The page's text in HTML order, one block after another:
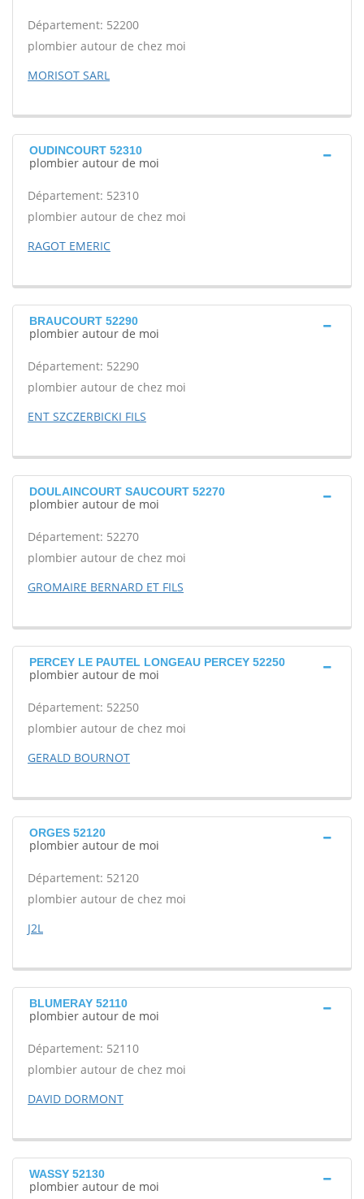
Département: 52200
plombier autour de chez moi
MORISOT SARL
OUDINCOURT 52310
plombier autour de moi
Département: 52310
plombier autour de chez moi
RAGOT EMERIC
BRAUCOURT 52290
plombier autour de moi
Département: 52290
plombier autour de chez moi
ENT SZCZERBICKI FILS
DOULAINCOURT SAUCOURT 52270
plombier autour de moi
Département: 52270
plombier autour de chez moi
GROMAIRE BERNARD ET FILS
PERCEY LE PAUTEL LONGEAU PERCEY 52250
plombier autour de moi
Département: 52250
plombier autour de chez moi
GERALD BOURNOT
ORGES 52120
plombier autour de moi
Département: 52120
plombier autour de chez moi
J2L
BLUMERAY 52110
plombier autour de moi
Département: 52110
plombier autour de chez moi
DAVID DORMONT
WASSY 52130
plombier autour de moi